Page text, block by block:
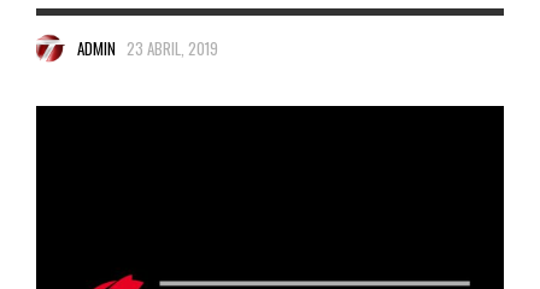
ADMIN 23 ABRIL, 2019